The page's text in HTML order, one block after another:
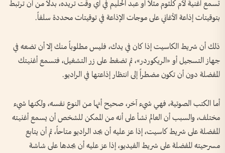
تسمع أغنية لأم كلثوم مثلاً أو عبد الحليم في أي وقت تريده، بدلاً من أن ترتبط
بتوقيتات إذاعة الأغاني على موجات الإذاعة في توقيتات محددة سلفاً.
ذلك أن شريط الكاسيت إذا كان في يدك، فليس مطلوباً منك إلا أن تضعه في
جهاز التسجيل أو «الريكوردر»، ثم تضغط على زر التشغيل، فتسمع أغنيتك
المفضلة دون أن تكون مضطراً إلى انتظار إذاعتها في الراديو.
أما الكتب الصوتية، فهي شيء آخر، صحيح أنها من النوع نفسه، ولكنها شيء
مختلف، والسبب أن العالم نشأ على أنه من الممكن للشخص أن يسمع أغنيته
المفضلة على شريط كاسيت، إذا عز عليه أن يجد الراديو متاحاً، ثم أن يتابع
مسرحيته المفضلة على شريط الفيديو، إذا عز عليه أن يجدها على شاشة